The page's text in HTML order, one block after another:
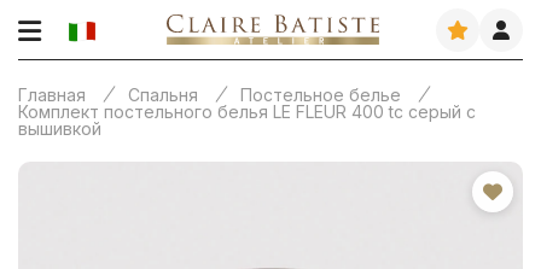
Главная Спальня
Постельное белье
Комплект постельного белья LE FLEUR 400 tc серый с
вышивкой